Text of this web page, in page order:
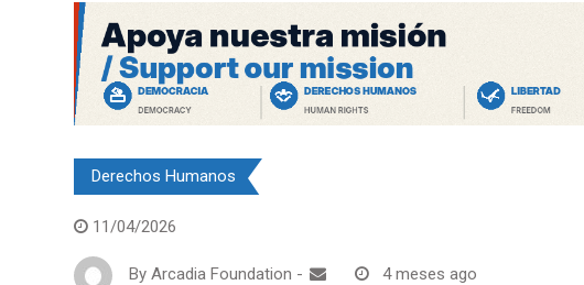
Derechos Humanos
11/04/2026
By Arcadia Foundation - 4 meses ago